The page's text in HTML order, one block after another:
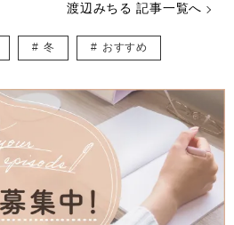
渡辺みちる 記事一覧へ
冬 おすすめ